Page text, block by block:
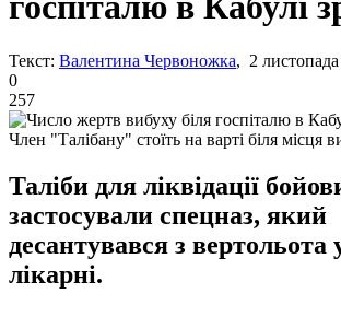
Текст: Валентина Червоножка, 2
0
257
Член "Талібану" стоїть на варті біля місця
Таліби для ліквідації
застосували спецназ, який
десантувався з вертольота
лікарні.